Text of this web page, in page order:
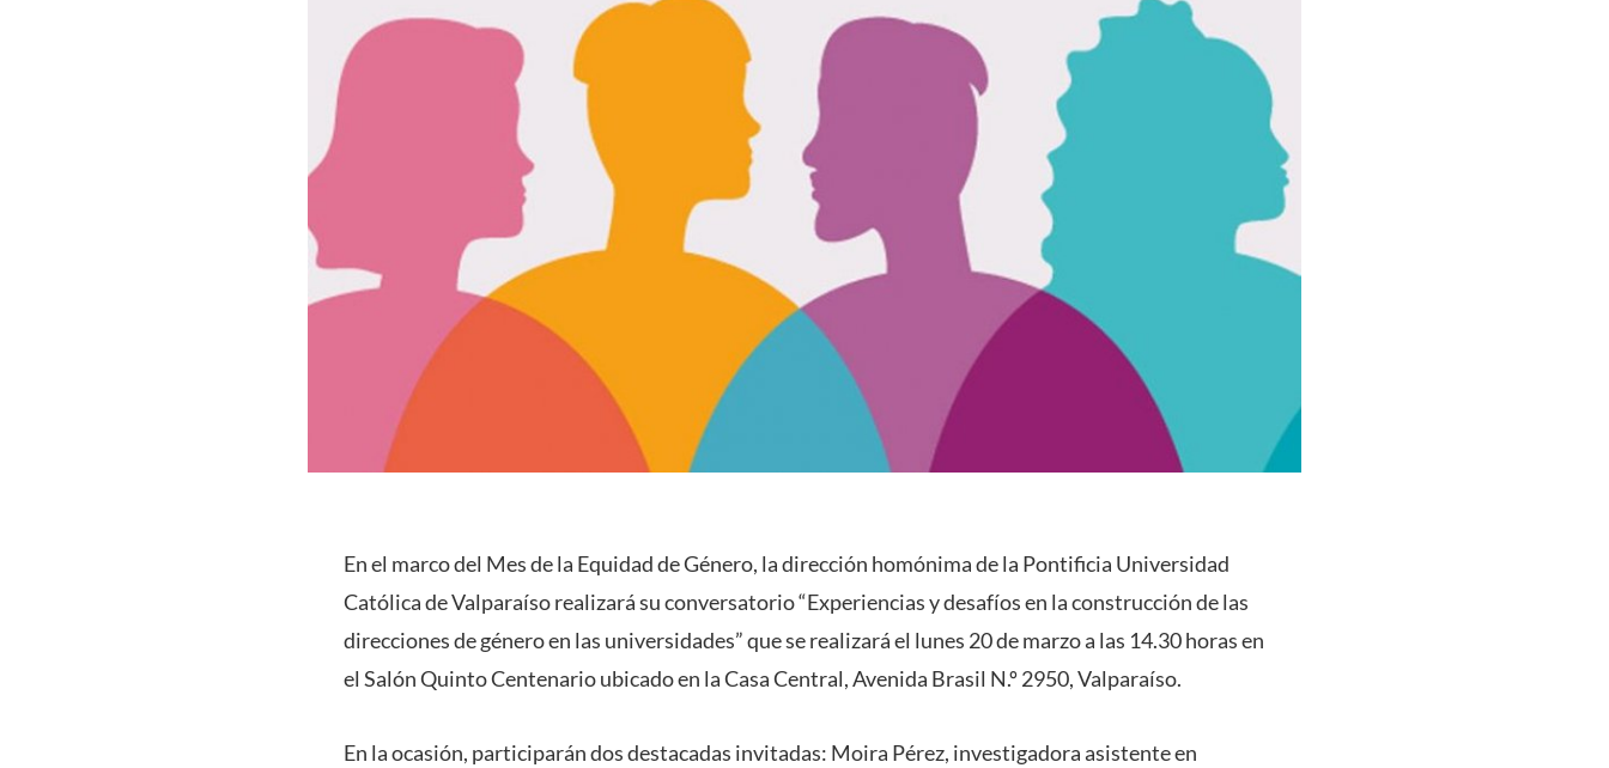
En el marco del Mes de la Equidad de Género, la dirección homónima de la Pontificia Universidad
Católica de Valparaíso realizará su conversatorio “Experiencias y desafíos en la construcción de las
direcciones de género en las universidades” que se realizará el lunes 20 de marzo a las 14.30 horas en
el Salón Quinto Centenario ubicado en la Casa Central, Avenida Brasil N.º 2950, Valparaíso.
En la ocasión, participarán dos destacadas invitadas: Moira Pérez, investigadora asistente en